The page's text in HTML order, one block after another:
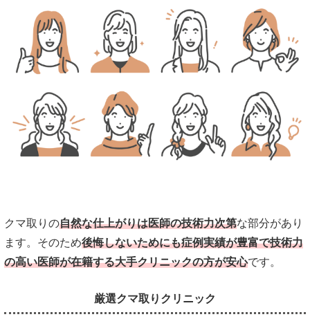
クマ取りの自然な仕上がりは医師の技術力次第な部分があり
ます。そのため後悔しないためにも症例実績が豊富で技術力
の高い医師が在籍する大手クリニックの方が安心です。
厳選クマ取りクリニック